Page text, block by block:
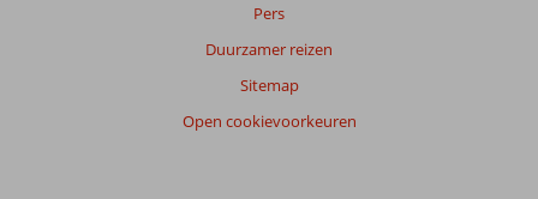
Pers
Duurzamer reizen
Sitemap
Open cookievoorkeuren